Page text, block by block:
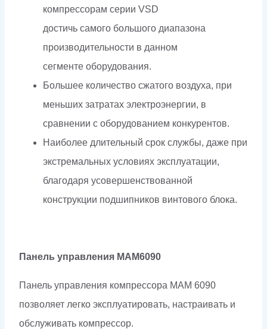
компрессорам серии VSD
достичь самого большого диапазона
производительности в данном
сегменте оборудования.
Большее количество сжатого воздуха, при
меньших затратах электроэнергии, в
сравнении с оборудованием конкурентов.
Наиболее длительный срок службы, даже при
экстремальных условиях эксплуатации,
благодаря усовершенствованной
конструкции подшипников винтового блока.
Панель управления МАМ6090
Панель управления компрессора МАМ 6090
позволяет легко эксплуатировать, настраивать и
обслуживать компрессор.